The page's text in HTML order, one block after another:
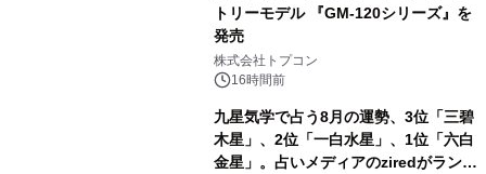
トリーモデル 『GM-120シリーズ』を
発売
株式会社トプコン
16時間前
九星気学で占う8月の運勢、3位「三碧
木星」、2位「一白水星」、1位「六白
金星」。占いメディアのziredがランキ